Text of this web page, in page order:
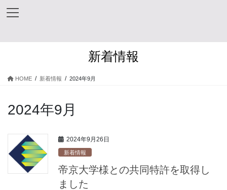
新着情報
HOME 新着情報 2024年9月
2024年9月
2024年9月26日
新着情報
帝京大学様との共同特許を取得し
ました